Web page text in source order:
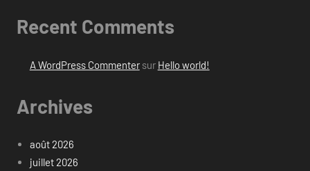
Recent Comments
A WordPress Commentersur Hello world!
Archives
août 2026
juillet 2026